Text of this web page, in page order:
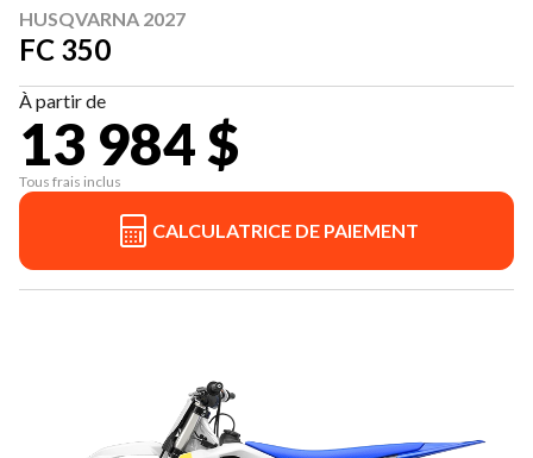
HUSQVARNA 2027
FC 350
À partir de
13 984 $
Tous frais inclus
CALCULATRICE DE PAIEMENT